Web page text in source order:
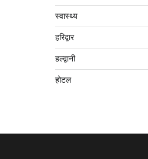
स्वास्थ्य
हरिद्वार
हल्द्वानी
होटल